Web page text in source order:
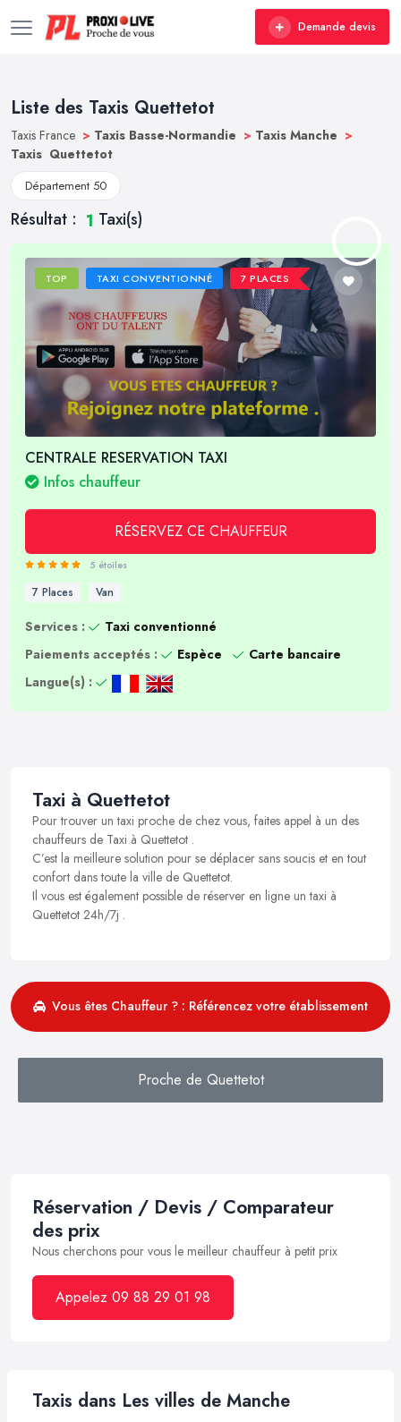
Demande devis
Liste des Taxis Quettetot
Taxis France > Taxis Basse-Normandie > Taxis Manche >
Taxis Quettetot
Département 50
Résultat : 1 Taxi(s)
TOP TAXI CONVENTIONNÉ 7 PLACES
CENTRALE RESERVATION TAXI
Infos chauffeur
RÉSERVEZ CE CHAUFFEUR
5 étoiles
7 Places Van
Services :
Taxi conventionné
Paiements acceptés :
Espèce
Carte bancaire
Langue(s) :
Taxi à Quettetot
Pour trouver un taxi proche de chez vous, faites appel à un des
chauffeurs de Taxi à Quettetot .
C’est la meilleure solution pour se déplacer sans soucis et en tout
confort dans toute la ville de Quettetot.
Il vous est également possible de réserver en ligne un taxi à
Quettetot 24h/7j .
Vous êtes Chauffeur ? : Référencez votre établissement
Proche de Quettetot
Réservation / Devis / Comparateur
des prix
Nous cherchons pour vous le meilleur chauffeur à petit prix
Appelez 09 88 29 01 98
Taxis dans Les villes de Manche